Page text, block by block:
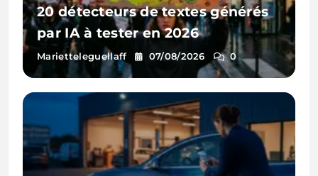
20 détecteurs de textes générés
par IA à tester en 2026
Marietteleguellaff 07/08/2026 0